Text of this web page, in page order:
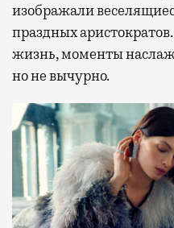
изображали
праздных
жизнь, моменты
но не вычурно.